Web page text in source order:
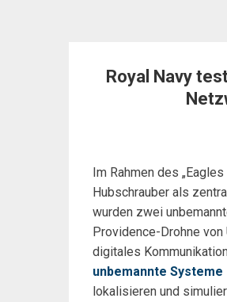
Royal Navy
Im Rahmen des
Hubschrauber als
wurden zwei
Providence-Drohne
digitales
unbemannte Systeme
lokalisieren und